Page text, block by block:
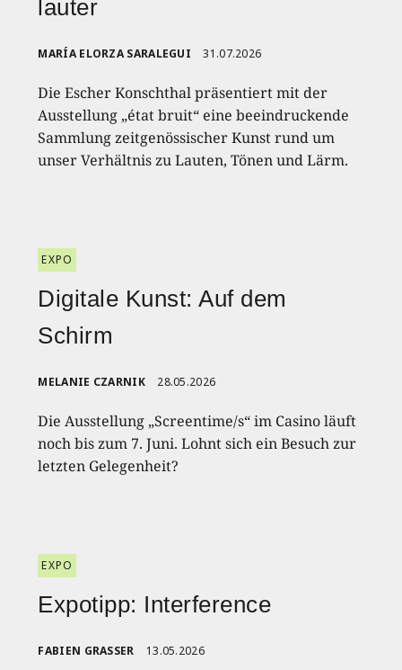
lauter
MARÍA ELORZA SARALEGUI 31.07.2026
Die Escher Konschthal präsentiert mit der
Ausstellung „état bruit“ eine beeindruckende
Sammlung zeitgenössischer Kunst rund um
unser Verhältnis zu Lauten, Tönen und Lärm.
EXPO
Digitale Kunst: Auf dem
Schirm
MELANIE CZARNIK 28.05.2026
Die Ausstellung „Screentime/s“ im Casino läuft
noch bis zum 7. Juni. Lohnt sich ein Besuch zur
letzten Gelegenheit?
EXPO
Expotipp: Interference
FABIEN GRASSER 13.05.2026